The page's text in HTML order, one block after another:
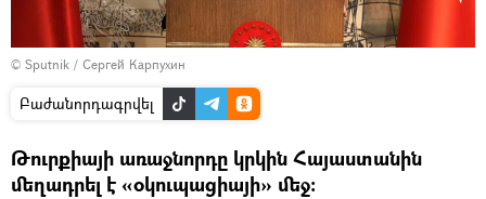
© Sputnik / Сергей Карпухин
Բաժանորդագրվել
Թուրքիայի առաջնորդը կրկին Հայաստանին
մեղադրել է «օկուպացիայի» մեջ։